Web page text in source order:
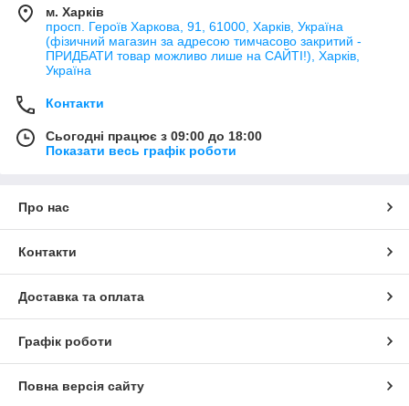
м. Харків
просп. Героїв Харкова, 91, 61000, Харків, Україна
(фізичний магазин за адресою тимчасово закритий -
ПРИДБАТИ товар можливо лише на САЙТІ!), Харків,
Україна
Контакти
Сьогодні працює з 09:00 до 18:00
Показати весь графік роботи
Про нас
Контакти
Доставка та оплата
Графік роботи
Повна версія сайту